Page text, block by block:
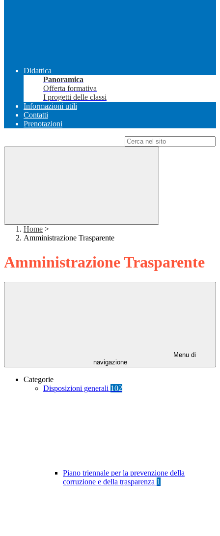
Didattica
Panoramica
Offerta formativa
I progetti delle classi
Informazioni utili
Contatti
Prenotazioni
Home >
Amministrazione Trasparente
Amministrazione Trasparente
Menu di
navigazione
Categorie
Disposizioni generali 102
Piano triennale per la prevenzione della
corruzione e della trasparenza 1